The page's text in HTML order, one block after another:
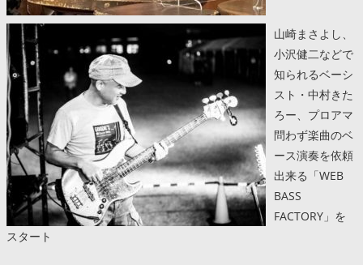
山崎まさよし、
小沢健二などで
知られるベーシ
スト・中村きた
ろー、プロアマ
問わず楽曲のベ
ース演奏を依頼
出来る「WEB
BASS
FACTORY」を
スタート